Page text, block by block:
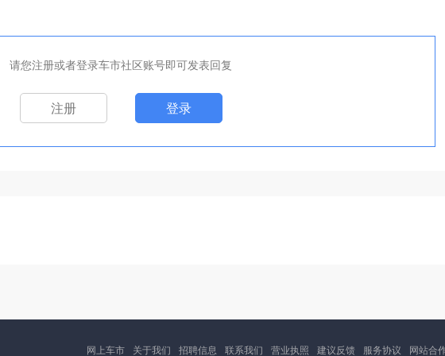
请您注册或者登录车市社区账号即可发表回复
注册 登录
网上车市 关于我们 招聘信息 联系我们 营业执照 建议反馈 服务协议 网站合